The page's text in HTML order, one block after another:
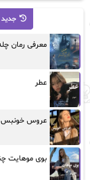
جدید
معرفی رمان
عطر
عروس خونبس
بوی موهایت